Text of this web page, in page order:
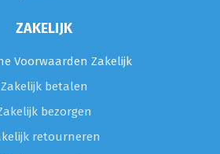
ZAKELIJK
Voorwaarden Zakelijk
Zakelijk betalen
bezorgen
retourneren